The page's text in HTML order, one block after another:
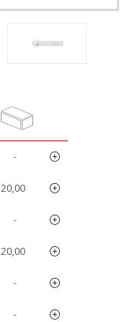
-
20,00
-
20,00
-
-